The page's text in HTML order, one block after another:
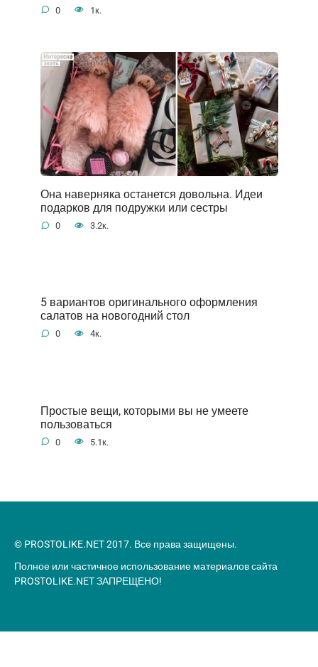
0 1к.
Она наверняка останется довольна. Идеи
подарков для подружки или сестры
0 3.2к.
5 вариантов оригинального оформления
салатов на новогодний стол
0 4к.
Простые вещи, которыми вы не умеете
пользоваться
0 5.1к.
© PROSTOLIKE.NET 2017. Все права защищены.
Полное или частичное использование материалов сайта
PROSTOLIKE.NET ЗАПРЕЩЕНО!